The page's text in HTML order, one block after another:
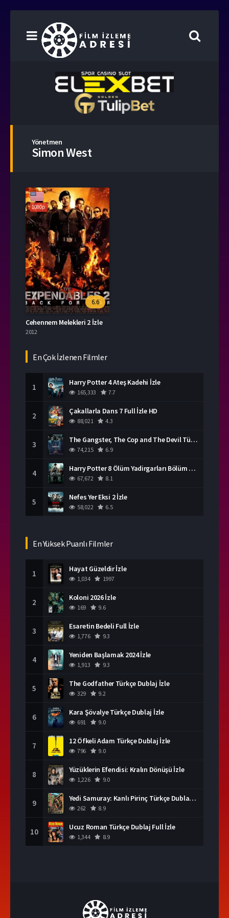
Yönetmen
Simon West
1080p
6.6
Cehennem Melekleri 2 İzle
2012
En Çok İzlenen Filmler
1 Harry Potter 4 Ateş Kadehi İzle
165,333 7.7
2 Çakallarla Dans 7 Full İzle HD
88,021 4.3
3 The Gangster, The Cop and The Devil Türkçe Dublaj İzle
74,215 6.9
4 Harry Potter 8 Ölüm Yadirgarları Bölüm 2 İzle
67,672 8.1
5 Nefes Yer Eksi 2 İzle
58,022 6.5
En Yüksek Puanlı Filmler
1 Hayat Güzeldir İzle
1,034 1997
2 Koloni 2026 İzle
169 9.6
3 Esaretin Bedeli Full İzle
1,776 9.3
4 Yeniden Başlamak 2024 İzle
1,913 9.3
5 The Godfather Türkçe Dublaj İzle
329 9.2
6 Kara Şövalye Türkçe Dublaj İzle
691 9.0
7 12 Öfkeli Adam Türkçe Dublaj İzle
796 9.0
8 Yüzüklerin Efendisi: Kralın Dönüşü İzle
1,226 9.0
9 Yedi Samuray: Kanlı Pirinç Türkçe Dublaj İzle
262 8.9
10 Ucuz Roman Türkçe Dublaj Full İzle
1,344 8.9